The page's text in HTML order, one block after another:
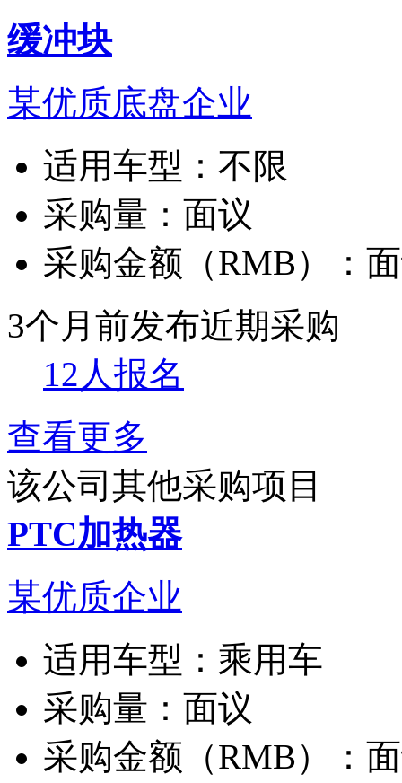
缓冲块
某优质底盘企业
适用车型： 不限
采购量： 面议
采购金额（RMB）：
3个月前发布近期采购
12人报名
查看更多
该公司其他采购项目
PTC加热器
某优质企业
适用车型： 乘用车
采购量： 面议
采购金额（RMB）：